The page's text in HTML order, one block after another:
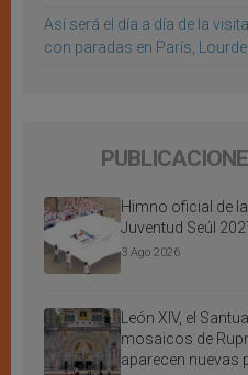
Así será el día a día de la
con paradas en París,
Himno oficial de
Juventud Seúl
3 Ago 2026
León XIV, el
mosaicos de
aparecen nuevas